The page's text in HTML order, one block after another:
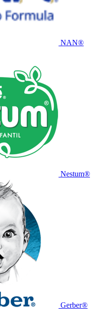
NAN®
Nestum®
Gerber®